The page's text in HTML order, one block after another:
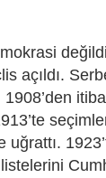
açıldı.
1908’den